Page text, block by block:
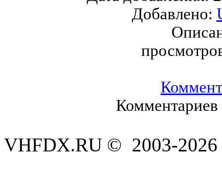
Добавлено:
Комментариев
VHFDX.RU © 2003-2026